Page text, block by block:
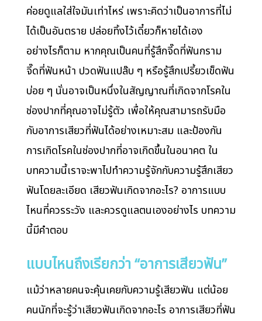
ค่อยดูแลใส่ใจมันเท่าไหร่ เพราะคิดว่าเป็นอาการที่ไม่
ได้เป็นอันตราย ปล่อยทิ้งไว้เดี๋ยวก็หายได้เอง
อย่างไรก็ตาม หากคุณเป็นคนที่รู้สึกจี๊ดที่ฟันกราม
จี๊ดที่ฟันหน้า ปวดฟันแปล๊บ ๆ หรือรู้สึกเปรี้ยวเข็ดฟัน
บ่อย ๆ นั่นอาจเป็นหนึ่งในสัญญาณที่เกิดจากโรคใน
ช่องปากที่คุณอาจไม่รู้ตัว เพื่อให้คุณสามารถรับมือ
กับอาการเสียวที่ฟันได้อย่างเหมาะสม และป้องกัน
การเกิดโรคในช่องปากที่อาจเกิดขึ้นในอนาคต ใน
บทความนี้เราจะพาไปทำความรู้จักกับความรู้สึกเสียว
ฟันโดยละเอียด เสียวฟันเกิดจากอะไร? อาการแบบ
ไหนที่ควรระวัง และควรดูแลตนเองอย่างไร บทความ
นี้มีคำตอบ
แบบไหนถึงเรียกว่า “อาการเสียวฟัน”
แม้ว่าหลายคนจะคุ้นเคยกับความรู้เสียวฟัน แต่น้อย
คนนักที่จะรู้ว่าเสียวฟันเกิดจากอะไร อาการเสียวที่ฟัน